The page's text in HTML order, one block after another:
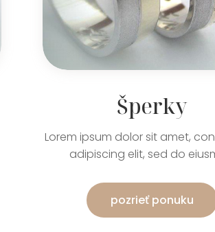
Šperky
Lorem ipsum dolor sit amet,
adipiscing elit, sed do
pozrieť ponuku